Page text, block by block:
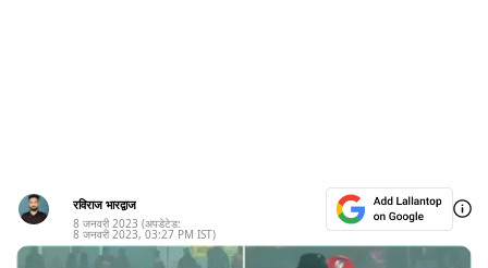
रविराज भारद्वाज
8 जनवरी 2023 (अपडेटेड:
8 जनवरी 2023, 03:27 PM IST)